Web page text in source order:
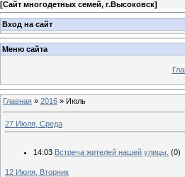
[Сайт многодетных семей, г.Высоковск]
Вход на сайт
Меню сайта
Главная » 2016 » Июль
27 Июля, Среда
14:03 Встреча жителей нашей улицы. (0)
12 Июля, Вторник